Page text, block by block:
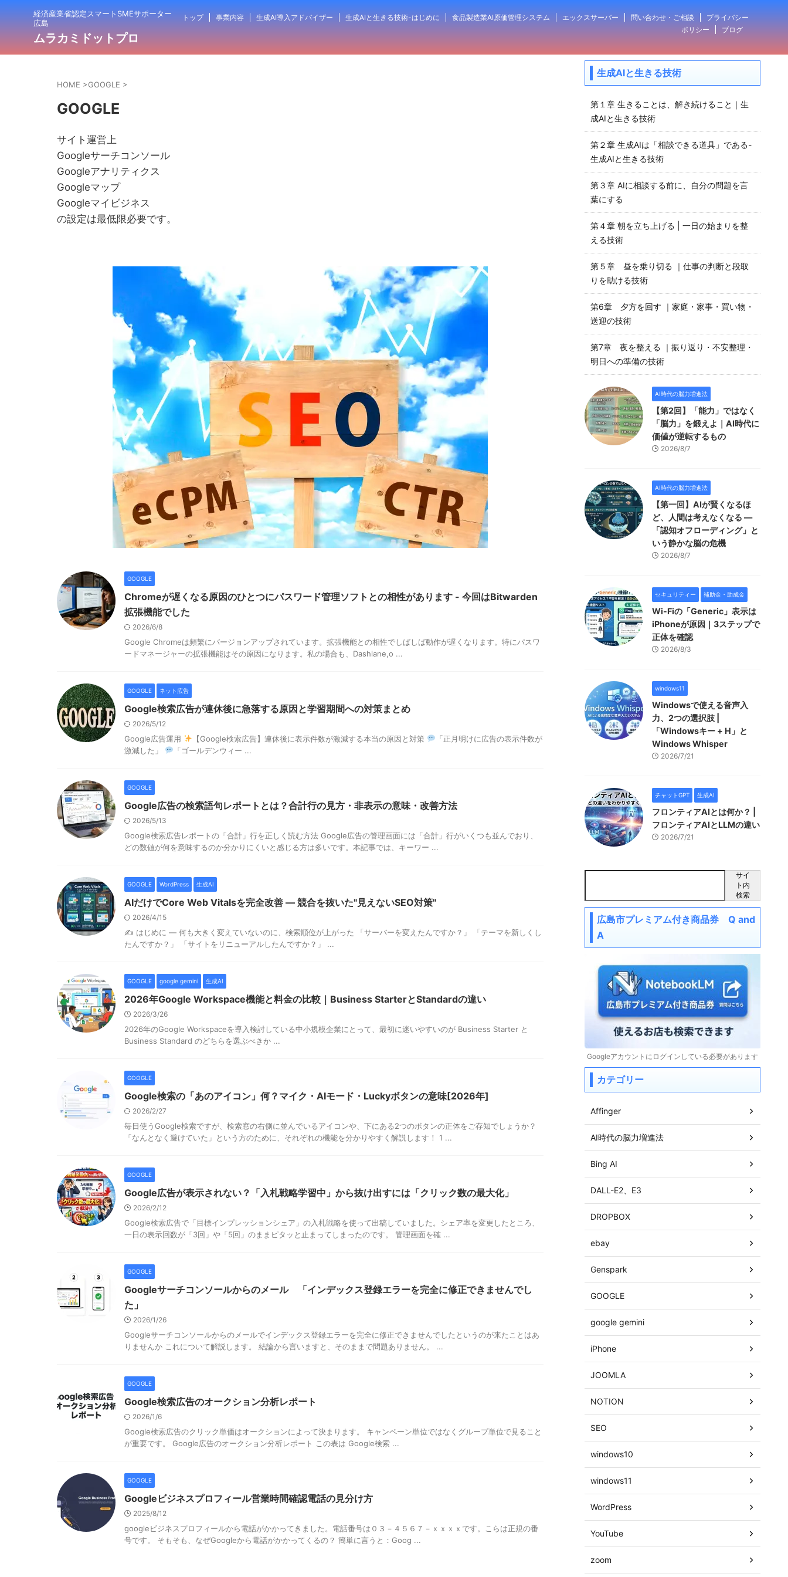
経済産業省認定スマートSMEサポーター
広島
ムラカミドットプロ
トップ 事業内容 生成AI導入アドバイザー 生成AIと生きる技術-はじめに 食品製造業AI原価管理システム エックスサーバー 問い合わせ・ご相談
プライバシー
ポリシー
ブログ
HOME >GOOGLE >
GOOGLE
サイト運営上
Googleサーチコンソール
Googleアナリティクス
Googleマップ
Googleマイビジネス
の設定は最低限必要です。
GOOGLE
Chromeが遅くなる原因のひとつにパスワード管理ソフトとの相性があります - 今回はBitwarden
拡張機能でした
2026/6/8
Google Chromeは頻繁にバージョンアップされています。拡張機能との相性でしばしば動作が遅くなります。特にパスワ
ードマネージャーの拡張機能はその原因になります。私の場合も、Dashlane,o ...
GOOGLE ネット広告
Google検索広告が連休後に急落する原因と学習期間への対策まとめ
2026/5/12
Google広告運用 【Google検索広告】連休後に表示件数が激減する本当の原因と対策
「正月明けに広告の表示件数が
激減した」
「ゴールデンウィー ...
GOOGLE
Google広告の検索語句レポートとは？合計行の見方・非表示の意味・改善方法
2026/5/13
Google検索広告レポートの「合計」行を正しく読む方法 Google広告の管理画面には「合計」行がいくつも並んでおり、
どの数値が何を意味するのか分かりにくいと感じる方は多いです。本記事では、キーワー ...
GOOGLE WordPress 生成AI
AIだけでCore Web Vitalsを完全改善 — 競合を抜いた"見えないSEO対策"
2026/4/15
✍️ はじめに — 何も大きく変えていないのに、検索順位が上がった 「サーバーを変えたんですか？」 「テーマを新しくし
たんですか？」 「サイトをリニューアルしたんですか？」 ...
GOOGLE google gemini 生成AI
2026年Google Workspace機能と料金の比較｜Business StarterとStandardの違い
2026/3/26
2026年のGoogle Workspaceを導入検討している中小規模企業にとって、最初に迷いやすいのが Business Starter と
Business Standard のどちらを選ぶべきか ...
GOOGLE
Google検索の「あのアイコン」何？マイク・AIモード・Luckyボタンの意味[2026年]
2026/2/27
毎日使うGoogle検索ですが、検索窓の右側に並んでいるアイコンや、下にある2つのボタンの正体をご存知でしょうか？
「なんとなく避けていた」という方のために、それぞれの機能を分かりやすく解説します！ 1 ...
GOOGLE
Google広告が表示されない？「入札戦略学習中」から抜け出すには「クリック数の最大化」
2026/2/12
Google検索広告で「目標インプレッションシェア」の入札戦略を使って出稿していました。シェア率を変更したところ、
一日の表示回数が「3回」や「5回」のままピタッと止まってしまったのです。 管理画面を確 ...
GOOGLE
Googleサーチコンソールからのメール 「インデックス登録エラーを完全に修正できませんでし
た」
2026/1/26
Googleサーチコンソールからのメールでインデックス登録エラーを完全に修正できませんでしたというのが来たことはあ
りませんか これについて解説します。 結論から言いますと、そのままで問題ありません。 ...
GOOGLE
Google検索広告のオークション分析レポート
2026/1/6
Google検索広告のクリック単価はオークションによって決まります。 キャンペーン単位ではなくグループ単位で見ること
が重要です。 Google広告のオークション分析レポート この表は Google検索 ...
GOOGLE
Googleビジネスプロフィール営業時間確認電話の見分け方
2025/8/12
googleビジネスプロフィールから電話がかかってきました。電話番号は０３－４５６７－ｘｘｘｘです。こらは正規の番
号です。 そもそも、なぜGoogleから電話がかかってくるの？ 簡単に言うと：Goog ...
生成AIと生きる技術
第１章 生きることは、解き続けること｜生
成AIと生きる技術
第２章 生成AIは「相談できる道具」である-
生成AIと生きる技術
第３章 AIに相談する前に、自分の問題を言
葉にする
第４章 朝を立ち上げる | 一日の始まりを整
える技術
第５章 昼を乗り切る ｜仕事の判断と段取
りを助ける技術
第6章 夕方を回す ｜家庭・家事・買い物・
送迎の技術
第7章 夜を整える ｜振り返り・不安整理・
明日への準備の技術
AI時代の脳力増進法
【第2回】「能力」ではなく
「脳力」を鍛えよ｜AI時代に
価値が逆転するもの
2026/8/7
AI時代の脳力増進法
【第一回】AIが賢くなるほ
ど、人間は考えなくなる —
「認知オフローディング」と
いう静かな脳の危機
2026/8/7
セキュリティー 補助金・助成金
Wi-Fiの「Generic」表示は
iPhoneが原因｜3ステップで
正体を確認
2026/8/3
windows11
Windowsで使える音声入
力、2つの選択肢 |
「Windowsキー + H」と
Windows Whisper
2026/7/21
チャットGPT 生成AI
フロンティアAIとは何か？ |
フロンティアAIとLLMの違い
2026/7/21
サイ
ト内
検索
広島市プレミアム付き商品券 Q and
A
Googleアカウントにログインしている必要があります
カテゴリー
Affinger
AI時代の脳力増進法
Bing AI
DALL-E2、E3
DROPBOX
ebay
Genspark
GOOGLE
google gemini
iPhone
JOOMLA
NOTION
SEO
windows10
windows11
WordPress
YouTube
zoom